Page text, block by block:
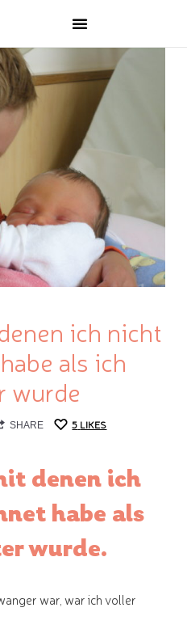
ich nicht
als ich
wurde
SHARE 5 LIKES
denen ich
habe als
wurde.
war, war ich voller